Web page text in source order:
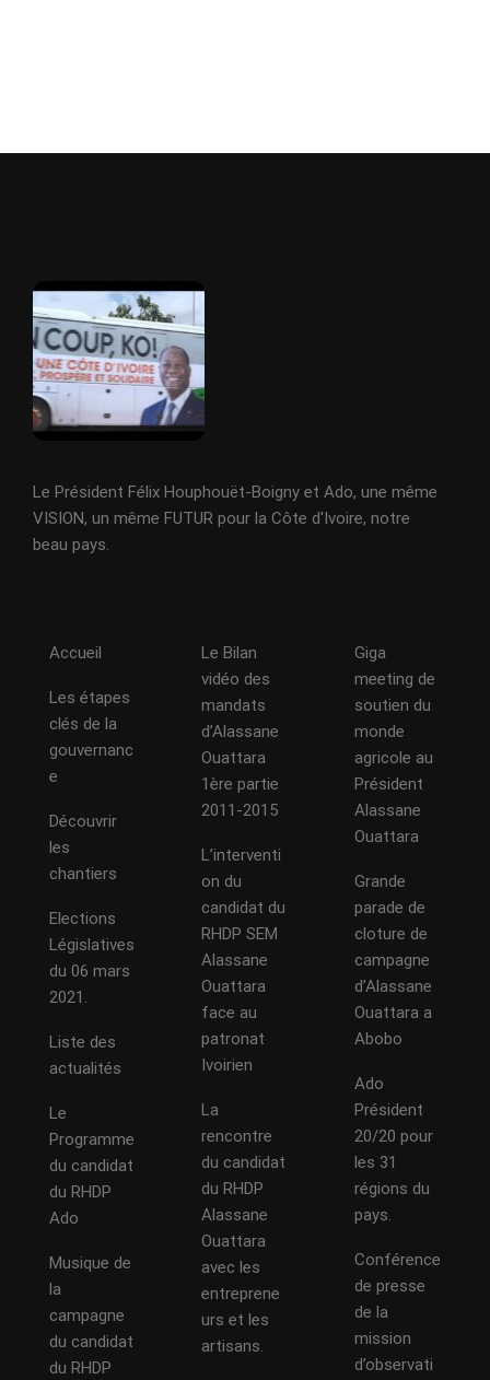
Le Président Félix Houphouët-Boigny et Ado, une même
VISION, un même FUTUR pour la Côte d'Ivoire, notre
beau pays.
Accueil
Les étapes
clés de la
gouvernanc
e
Découvrir
les
chantiers
Elections
Législatives
du 06 mars
2021.
Liste des
actualités
Le
Programme
du candidat
du RHDP
Ado
Musique de
la
campagne
du candidat
du RHDP
Le Bilan
vidéo des
mandats
d’Alassane
Ouattara
1ère partie
2011-2015
L’interventi
on du
candidat du
RHDP SEM
Alassane
Ouattara
face au
patronat
Ivoirien
La
rencontre
du candidat
du RHDP
Alassane
Ouattara
avec les
entreprene
urs et les
artisans.
Giga
meeting de
soutien du
monde
agricole au
Président
Alassane
Ouattara
Grande
parade de
cloture de
campagne
d’Alassane
Ouattara a
Abobo
Ado
Président
20/20 pour
les 31
régions du
pays.
Conférence
de presse
de la
mission
d’observati